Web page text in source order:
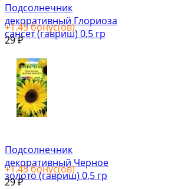
Подсолнечник
декоративный Глориоза
сансет (гавриш) 0,5 гр
+1.45бонус(ов)
29₽
Подсолнечник
декоративный Черное
золото (гавриш) 0,5 гр
+1.45бонус(ов)
29₽